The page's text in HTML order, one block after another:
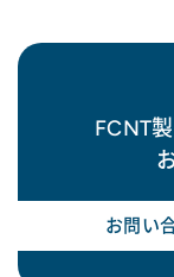
FCNT
お問い